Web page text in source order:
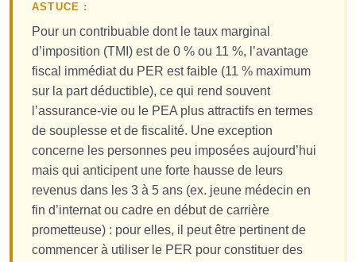
ASTUCE :
Pour un contribuable dont le taux marginal
d’imposition (TMI) est de 0 % ou 11 %, l’avantage
fiscal immédiat du PER est faible (11 % maximum
sur la part déductible), ce qui rend souvent
l’assurance-vie ou le PEA plus attractifs en termes
de souplesse et de fiscalité. Une exception
concerne les personnes peu imposées aujourd’hui
mais qui anticipent une forte hausse de leurs
revenus dans les 3 à 5 ans (ex. jeune médecin en
fin d’internat ou cadre en début de carrière
prometteuse) : pour elles, il peut être pertinent de
commencer à utiliser le PER pour constituer des